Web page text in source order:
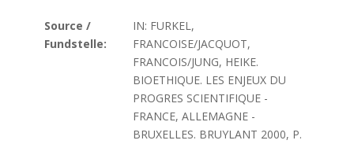
Source /
Fundstelle:
IN: FURKEL,
FRANCOISE/JACQUOT,
FRANCOIS/JUNG, HEIKE.
BIOETHIQUE. LES ENJEUX DU
PROGRES SCIENTIFIQUE -
FRANCE, ALLEMAGNE -
BRUXELLES. BRUYLANT 2000, P.